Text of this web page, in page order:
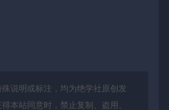
说明或标注，均为绝学社原创发
本站同意时，禁止复制、盗用、